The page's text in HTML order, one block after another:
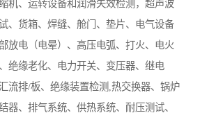
机、运转设备和润滑失效检测，超声波
、货箱、焊缝、舱门、垫片、电气设备
放电（电晕）、高压电弧、打火、电火
绝缘老化、电力开关、变压器、继电
流排/板、绝缘装置检测,热交换器、锅炉
器、排气系统、供热系统、耐压测试、